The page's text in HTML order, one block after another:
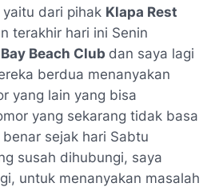
dari pihak Klapa Rest
terakhir hari ini Senin
Beach Club dan saya lagi
berdua menanyakan
yang lain yang bisa
yang sekarang tidak basa
sejak hari Sabtu
susah dihubungi, saya
untuk menanyakan masalah